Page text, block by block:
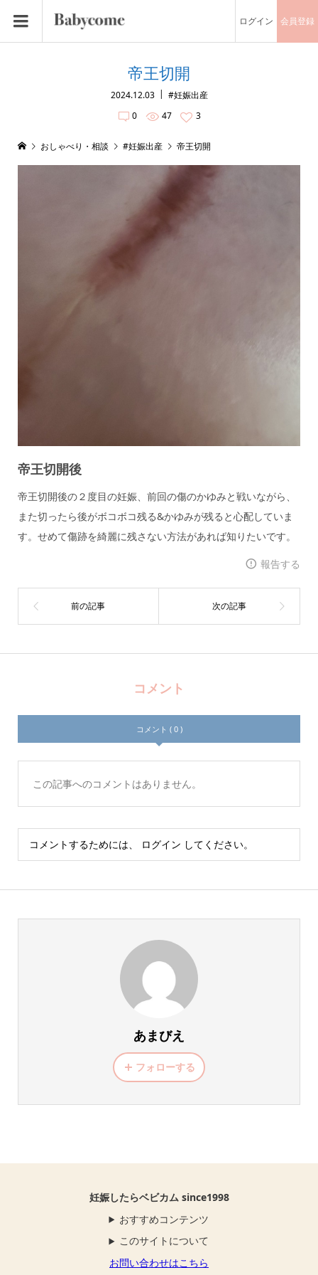
ログイン 会員登録
帝王切開
2024.12.03
#妊娠出産
0
47 3
おしゃべり・相談 #妊娠出産 帝王切開
帝王切開後
帝王切開後の２度目の妊娠、前回の傷のかゆみと戦いながら、
また切ったら後がボコボコ残る&かゆみが残ると心配していま
す。せめて傷跡を綺麗に残さない方法があれば知りたいです。
報告する
コメント
コメント ( 0 )
この記事へのコメントはありません。
コメントするためには、 ログイン してください。
あまびえ
フォローする
妊娠したらベビカム since1998
おすすめコンテンツ
このサイトについて
お問い合わせはこちら